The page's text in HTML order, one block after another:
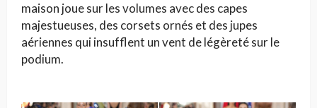
maison joue sur les volumes avec des capes
majestueuses, des corsets ornés et des jupes
aériennes qui insufflent un vent de légèreté sur le
podium.